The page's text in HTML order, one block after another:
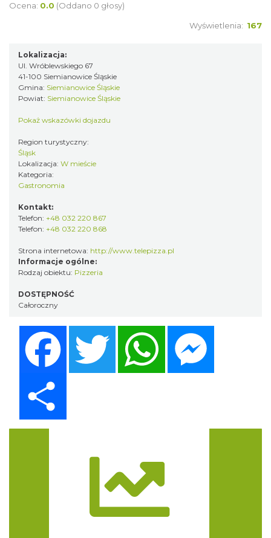
Ocena: 0.0 (Oddano 0 głosy)
Wyświetlenia: 167
Lokalizacja:
Ul. Wróblewskiego 67
41-100 Siemianowice Śląskie
Gmina: Siemianowice Śląskie
Powiat: Siemianowice Śląskie
Pokaż wskazówki dojazdu
Region turystyczny:
Śląsk
Lokalizacja: W mieście
Kategoria:
Gastronomia
Kontakt:
Telefon: +48 032 220 867
Telefon: +48 032 220 868
Strona internetowa: http://www.telepizza.pl
Informacje ogólne:
Rodzaj obiektu: Pizzeria
DOSTĘPNOŚĆ
Całoroczny
Twitter WhatsApp